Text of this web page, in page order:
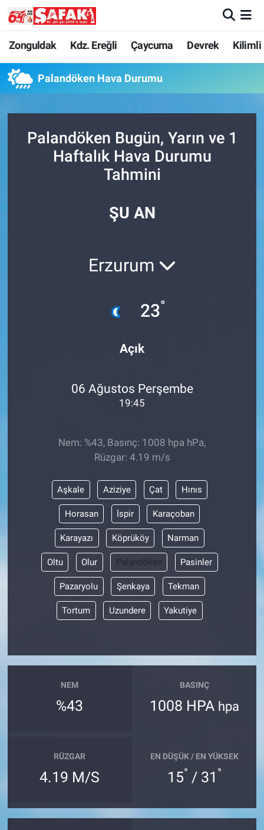
Zonguldak Kdz. Ereğli Çaycuma Devrek Kilimli
Palandöken Hava Durumu
Palandöken Bugün, Yarın ve 1
Haftalık Hava Durumu
Tahmini
ŞU AN
Erzurum
23°
Açık
06 Ağustos Perşembe
19:45
Nem: %43, Basınç: 1008 hpa hPa,
Rüzgar: 4.19 m/s
Aşkale Aziziye Çat Hınıs
Horasan İspir Karaçoban
Karayazı Köprüköy Narman
Oltu Olur Palandöken Pasinler
Pazaryolu Şenkaya Tekman
Tortum Uzundere Yakutiye
NEM
%43
BASINÇ
1008 HPA hpa
RÜZGAR
4.19 M/S
EN DÜŞÜK / EN YÜKSEK
15° / 31 °
Zonguldak
Kdz. Ereğli
Devrek
Kilimli
Zonguldak Nöbetçi Eczaneler
Zonguldak Hava Durumu
Zonguldak Trafik Yoğunluk Haritası
Süper Lig Puan Durumu ve Fikstür
Son Dakika Haberleri